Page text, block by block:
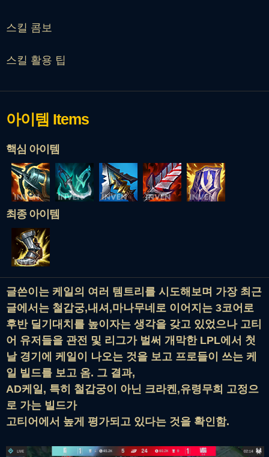
스킬 콤보
스킬 활용 팁
아이템 Items
핵심 아이템
최종 아이템
글쓴이는 케일의 여러 템트리를 시도해보며 가장 최근
글에서는 철갑궁,내셔,마나무네로 이어지는 3코어로
후반 딜기대치를 높이자는 생각을 갖고 있었으나 고티
어 유저들을 관전 및 리그가 벌써 개막한 LPL에서 첫
날 경기에 케일이 나오는 것을 보고 프로들이 쓰는 케
일 빌드를 보고 옴. 그 결과,
AD케일, 특히 철갑궁이 아닌 크라켄,유령무희 고정으
로 가는 빌드가
고티어에서 높게 평가되고 있다는 것을 확인함.